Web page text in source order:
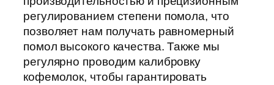
регулированием степени помола, что
позволяет нам получать равномерный
помол высокого качества. Также мы
регулярно проводим калибровку
кофемолок, чтобы гарантировать